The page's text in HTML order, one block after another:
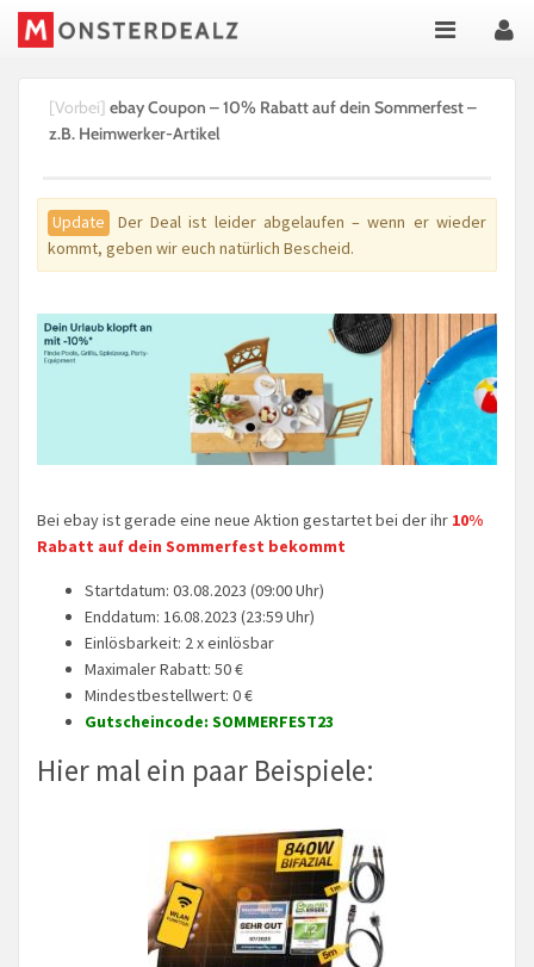
[Vorbei] ebay Coupon – 10% Rabatt auf dein Sommerfest –
z.B. Heimwerker-Artikel
Update
Der Deal ist leider abgelaufen – wenn er wieder
kommt, geben wir euch natürlich Bescheid.
Bei ebay ist gerade eine neue Aktion gestartet bei der ihr 10%
Rabatt auf dein Sommerfest bekommt
Startdatum: 03.08.2023 (09:00 Uhr)
Enddatum: 16.08.2023 (23:59 Uhr)
Einlösbarkeit: 2 x einlösbar
Maximaler Rabatt: 50 €
Mindestbestellwert: 0 €
Gutscheincode: SOMMERFEST23
Hier mal ein paar Beispiele: